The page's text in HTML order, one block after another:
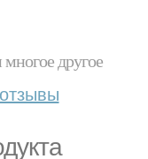
другое
отзывы